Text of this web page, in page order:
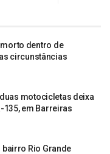
dentro de
circunstâncias
motocicletas deixa
135, em Barreiras
bairro Rio Grande